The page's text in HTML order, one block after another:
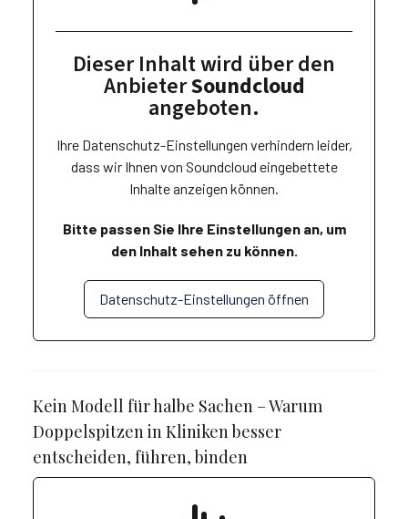
Dieser Inhalt wird über den
AnbieterSoundcloud
angeboten.
Ihre Datenschutz-Einstellungen verhindern leider,
dass wir Ihnen von Soundcloud eingebettete
Inhalte anzeigen können.
Bitte passen Sie Ihre Einstellungen an, um
den Inhalt sehen zu können.
Datenschutz-Einstellungen öffnen
Kein Modell für halbe Sachen – Warum
Doppelspitzen in Kliniken besser
entscheiden, führen, binden